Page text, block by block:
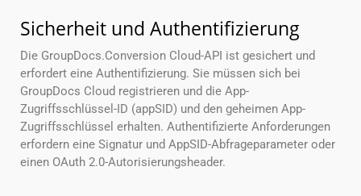
Sicherheit und Authentifizierung
Die GroupDocs.Conversion Cloud-API ist gesichert und
erfordert eine Authentifizierung. Sie müssen sich bei
GroupDocs Cloud registrieren und die App-
Zugriffsschlüssel-ID (appSID) und den geheimen App-
Zugriffsschlüssel erhalten. Authentifizierte Anforderungen
erfordern eine Signatur und AppSID-Abfrageparameter oder
einen OAuth 2.0-Autorisierungsheader.